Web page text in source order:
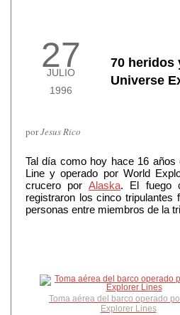
27
JULIO
1996
70 heridos
Universe
porJesus Rico
Tal día como hoy hace 16 años
Line y operado por World
crucero por Alaska. El fuego
registraron los cinco tripulantes
personas entre miembros de la
Toma aérea del barco operado
Explorer Lines